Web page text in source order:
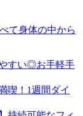
て身体の中から
すい◎お手軽手
喫！1週間ダイ